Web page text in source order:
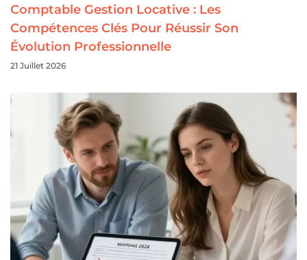
Comptable Gestion Locative : Les
Compétences Clés Pour Réussir Son
Évolution Professionnelle
21 Juillet 2026